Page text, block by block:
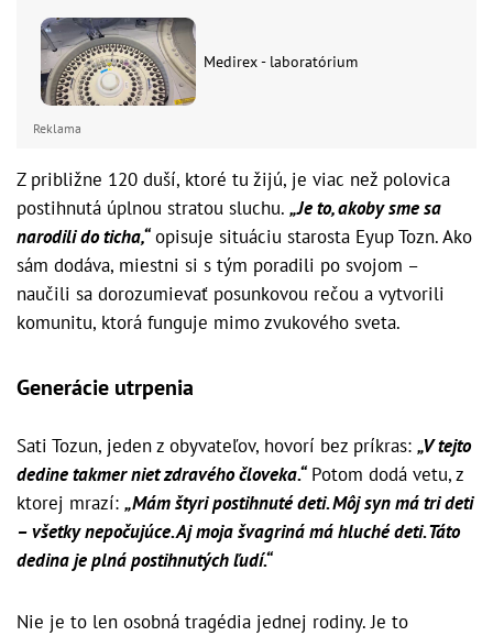
Medirex - laboratórium
Reklama
Z približne 120 duší, ktoré tu žijú, je viac než polovica
postihnutá úplnou stratou sluchu. „Je to, akoby sme sa
narodili do ticha,“opisuje situáciu starosta Eyup Tozn. Ako
sám dodáva, miestni si s tým poradili po svojom –
naučili sa dorozumievať posunkovou rečou a vytvorili
komunitu, ktorá funguje mimo zvukového sveta.
Generácie utrpenia
Sati Tozun, jeden z obyvateľov, hovorí bez príkras: „V tejto
dedine takmer niet zdravého človeka.“Potom dodá vetu, z
ktorej mrazí: „Mám štyri postihnuté deti. Môj syn má tri deti
– všetky nepočujúce. Aj moja švagriná má hluché deti. Táto
dedina je plná postihnutých ľudí.“
Nie je to len osobná tragédia jednej rodiny. Je to